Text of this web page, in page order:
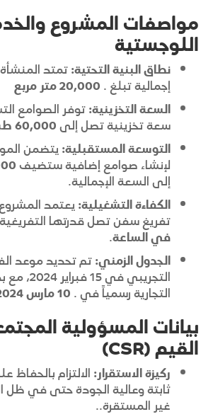
مواصفات المشروع
اللوجستية
نطاق البنية التحتية:تمتد
إجمالية تبلغ . 20,000 متر مربع
السعة التخزينية:توفر الصوامع
سعة تخزينية تصل إلى60,000 طن متري
التوسعة المستقبلية: يتضمن
لإنشاء صوامع إضافية ستضيف
إلى السعة الإجمالية.
الكفاءة التشغيلية: يعتمد
تفريغ سفن تصل قدرتها
في الساعة.
الجدول الزمني:تم تحديد موعد
التجريبي في
التجارية رسمياً في . 10 مارس 2024
بيانات المسؤولية
القيم (CSR)
ركيزة الاستقرار: الالتزام بالحفاظ
ثابتة وعالية الجودة حتى في ظل
غير المستقرة..